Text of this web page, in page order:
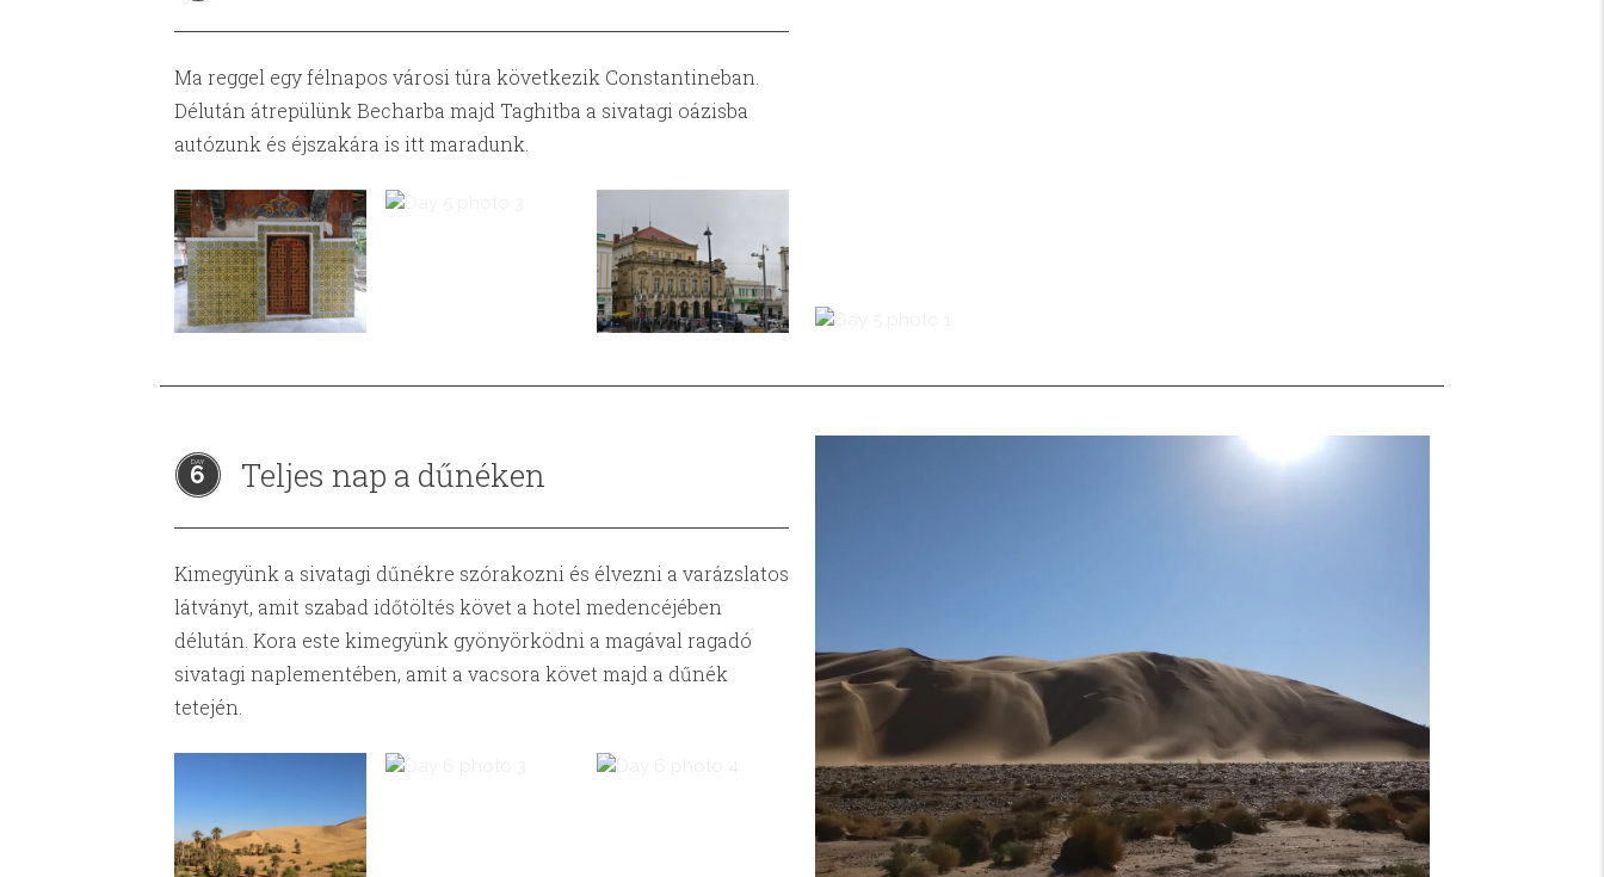
Ma reggel egy félnapos városi túra következik Constantineban.
Délután átrepülünk Becharba majd Taghitba a sivatagi oázisba
autózunk és éjszakára is itt maradunk.
6 Teljes nap a dűnéken
Kimegyünk a sivatagi dűnékre szórakozni és élvezni a varázslatos
látványt, amit szabad időtöltés követ a hotel medencéjében
délután. Kora este kimegyünk gyönyörködni a magával ragadó
sivatagi naplementében, amit a vacsora követ majd a dűnék
tetején.